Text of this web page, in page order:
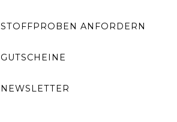
STOFFPROBEN ANFORDERN
GUTSCHEINE
NEWSLETTER